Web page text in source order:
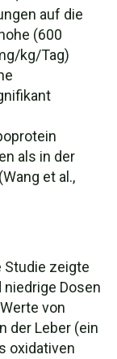
auf die
(600
kg/Tag)
als in der
et al.,
Studie zeigte
niedrige Dosen
von
der Leber (ein
oxidativen